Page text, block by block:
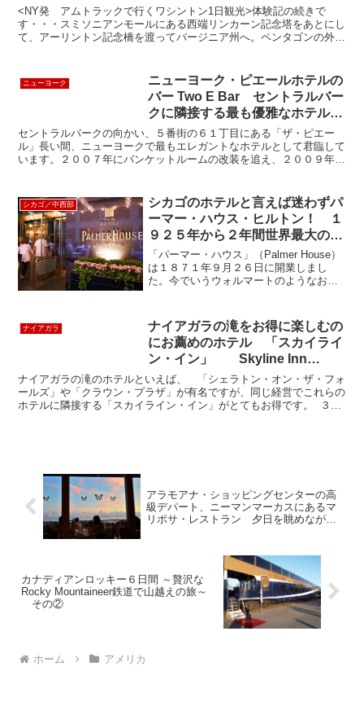
<NY発 アムトラックで行くワシントン1日観光>体験記の続きで
す・・・スミソニアンモールにある西端リンカーン記念塔をあとにし
て、アーリントン記念橋を渡ってバージニア州へ。ペンタゴンの外観
ニューヨーク
ニューヨーク・ピエールホテルの
バー Two E Bar セントラルバー
クに隣接する最も優雅なホテル
The Pierre
セントラルパークの向かい、５番街の６１丁目にある「ザ・ピエー
ル」長い間、ニューヨークで最もエレガントなホテルとして君臨して
います。２００７年にバンケットルームの改装を追え、２００９年６
シカゴ／中西部
シカゴのホテルと言えば迷わずパ
ーマー・ハウス・ヒルトン！ １
９２５年から２年間世界最大のホ
テルだった Palmer House Hilton
「パーマー・ハウス」（Palmer House）
は１８７１年９月２６日に開業しまし
た。今でいうウォルマートのようなお店
ポリシーで大成功したPotter Palm...
ナイアガラ
ナイアガラの滝をお得に楽しむの
にお薦めのホテル 「スカイライ
ン・イン」 Skyline Inn
Niagara Falls
ナイアガラの滝のホテルといえば、 「シェラトン・オン・ザ・フォ
ールズ」や「クラウン・プラザ」が有名ですが、同じ経営でこれらの
ホテルに隣接する「スカイライン・イン」がとてもお得です。 ３階
アラモアナ・ショッピングセンターの高
級デパート、ニーマンマーカスにあるマ
リポサ・レストラン 夕日を眺めながら
カナディアンロッキー６日間 ～贅沢な
Rocky Mountaineer鉄道で山越えの旅～
その②
ホーム アメリカ